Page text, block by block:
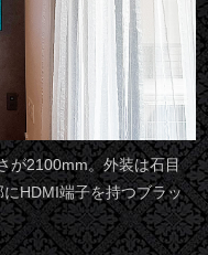
が2100mm。外装は石目
HDMI端子を持つブラッ